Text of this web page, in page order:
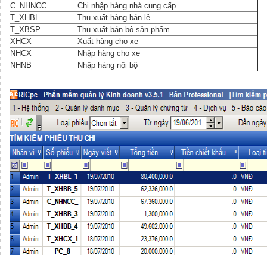
C_NHNCC
Chi nhập hàng nhà cung cấp
T_XHBL
Thu xuất hàng bán lẻ
T_XBSP
Thu xuất bán bộ sản phẩm
XHCX
Xuất hàng cho xe
NHCX
Nhập hàng cho xe
NHNB
Nhập hàng nội bộ